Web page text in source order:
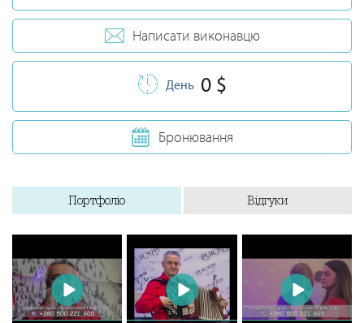
Написати виконавцю
День 0 $
Бронювання
Портфоліо Відгуки